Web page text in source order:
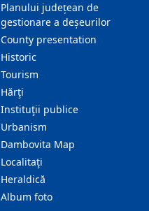
Planului județean de
gestionare a deșeurilor
County presentation
Historic
Tourism
Hărţi
Instituţii publice
Urbanism
Dambovita Map
Localitaţi
Heraldică
Album foto